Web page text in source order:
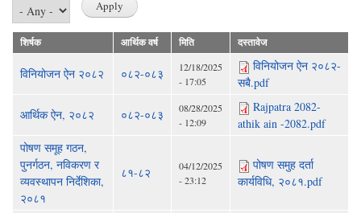
शिर्षक आर्थिक वर्ष मिति दस्तावेज
विनियोजन ऐन २०८२ ०८२-०८३
12/18/2025
- 17:05
विनियोजन ऐन २०८२-
सबै.pdf
आर्थिक ऐन, २०८२ ०८२-०८३
08/28/2025
- 12:09
Rajpatra 2082-
athik ain -2082.pdf
पोषण समूह गठन,
पुनर्गठन, नविकरण र
व्यवस्थापन निर्देशिका,
२०८१
८१-८२
04/12/2025
- 23:12
पोषण समुह दर्ता
कार्यविधि, २०८१.pdf